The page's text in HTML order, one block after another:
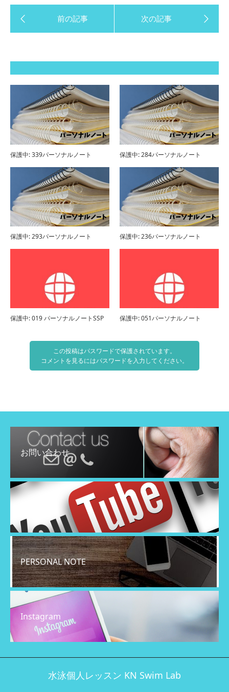
保護中: 339パーソナルノート 保護中: 284パーソナルノート
保護中: 293パーソナルノート 保護中: 236パーソナルノート
保護中: 019 パーソナルノートSSP 保護中: 051パーソナルノート
この投稿はパスワードで保護されています。
コメントを見るにはパスワードを入力してください。
お問い合わせ
PERSONAL NOTE
Instagram
水泳個人レッスン KN Swim Lab